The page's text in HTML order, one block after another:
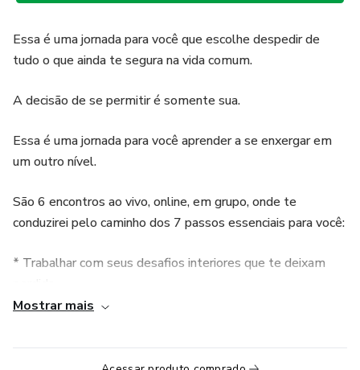
Essa é uma jornada para você que escolhe despedir de
tudo o que ainda te segura na vida comum.
A decisão de se permitir é somente sua.
Essa é uma jornada para você aprender a se enxergar em
um outro nível.
São 6 encontros ao vivo, online, em grupo, onde te
conduzirei pelo caminho dos 7 passos essenciais para você:
* Trabalhar com seus desafios interiores que te deixam
* Calibrar suas expectativas de forma real.
Mostrar mais